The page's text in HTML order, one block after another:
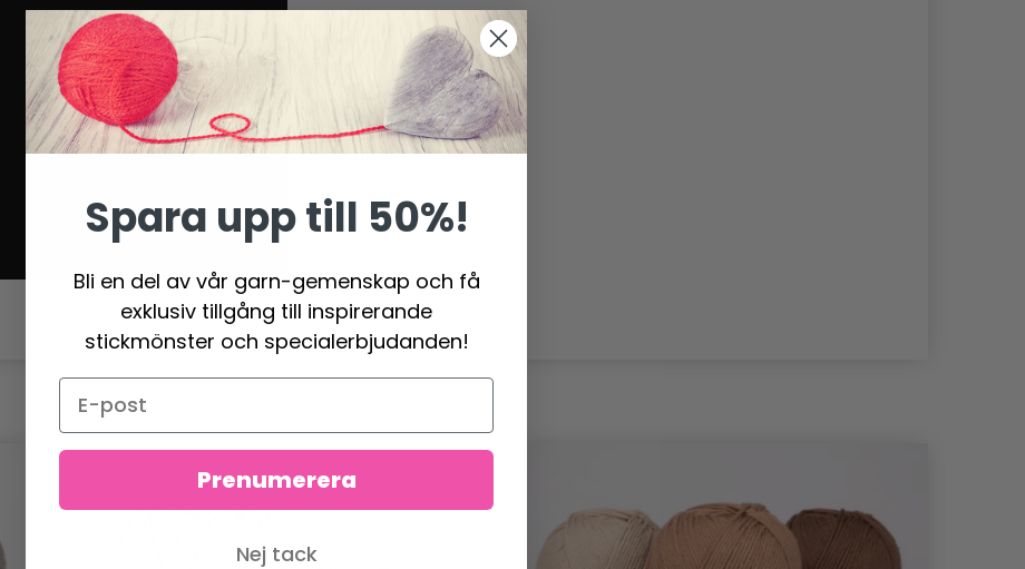
Spara upp till 50%!
Bli en del av vår garn-gemenskap och få
exklusiv tillgång till inspirerande
stickmönster och specialerbjudanden!
Prenumerera
Nej tack